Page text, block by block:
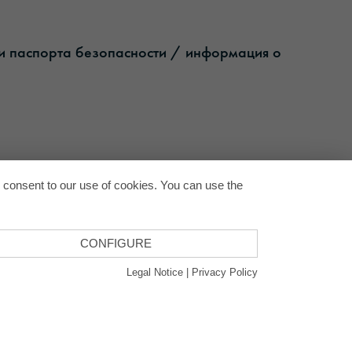
паспорта безопасности / информация о
to our use of cookies. You can use the
CONFIGURE
Legal Notice Privacy Policy